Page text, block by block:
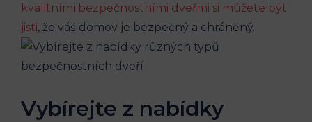
kvalitními bezpečnostními dveřmi si můžete být
jisti, že váš domov je bezpečný a chráněný.
Vybírejte z nabídky